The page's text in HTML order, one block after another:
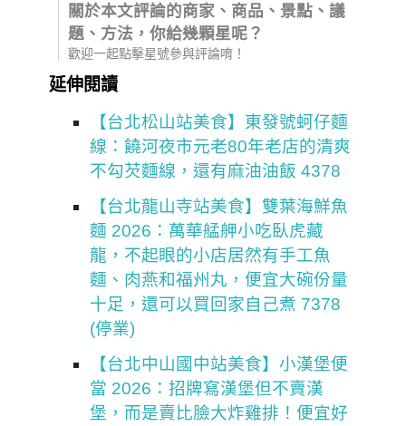
關於本文評論的商家、商品、景點、議
題、方法，你給幾顆星呢？
歡迎一起點擊星號參與評論唷！
延伸閱讀
【台北松山站美食】東發號蚵仔麵
線：饒河夜市元老80年老店的清爽
不勾芡麵線，還有麻油油飯 4378
【台北龍山寺站美食】雙葉海鮮魚
麵 2026：萬華艋舺小吃臥虎藏
龍，不起眼的小店居然有手工魚
麵、肉燕和福州丸，便宜大碗份量
十足，還可以買回家自己煮 7378
(停業)
【台北中山國中站美食】小漢堡便
當 2026：招牌寫漢堡但不賣漢
堡，而是賣比臉大炸雞排！便宜好